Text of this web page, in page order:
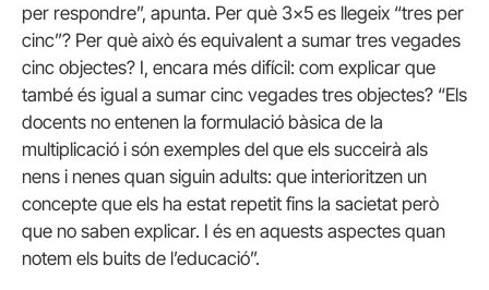
per respondre”, apunta. Per què 3×5 es llegeix “tres per
cinc”? Per què això és equivalent a sumar tres vegades
cinc objectes? I, encara més difícil: com explicar que
també és igual a sumar cinc vegades tres objectes? “Els
docents no entenen la formulació bàsica de la
multiplicació i són exemples del que els succeirà als
nens i nenes quan siguin adults: que interioritzen un
concepte que els ha estat repetit fins la sacietat però
que no saben explicar. I és en aquests aspectes quan
notem els buits de l’educació”.